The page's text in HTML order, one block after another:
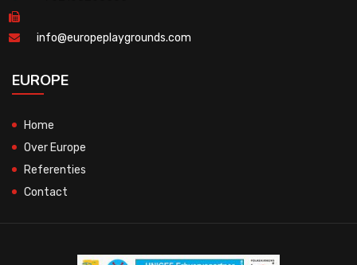
info@europeplaygrounds.com
EUROPE
Home
Over Europe
Referenties
Contact